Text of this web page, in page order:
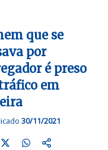
que se
por
é preso
em
30/11/2021